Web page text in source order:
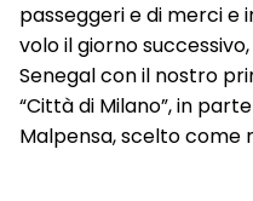
passeggeri e di merci e
volo il giorno
Senegal con il nostro
“Città di Milano”, in
Malpensa, scelto come